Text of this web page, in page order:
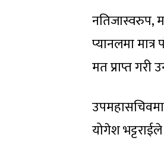
नतिजास्वरुप,
प्यानलमा
मत प्राप्त गरी
योगेश